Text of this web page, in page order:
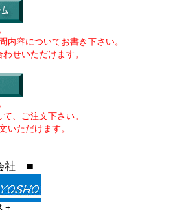
内容についてお書き下さい。
せいただけます。
、ご注文下さい。
いただけます。
社 ■
+